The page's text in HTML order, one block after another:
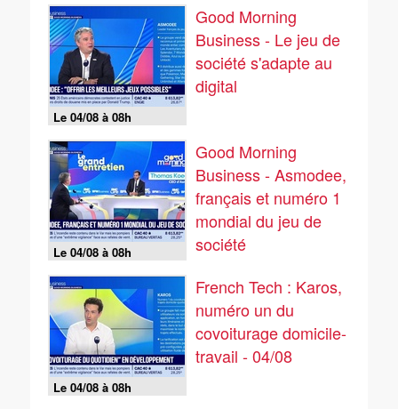
Le 04/08 à 08h
Good Morning
Business - Le jeu de
société s'adapte au
digital
Le 04/08 à 08h
Good Morning
Business - Asmodee,
français et numéro 1
mondial du jeu de
société
Le 04/08 à 08h
French Tech : Karos,
numéro un du
covoiturage domicile-
travail - 04/08